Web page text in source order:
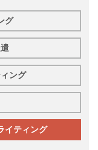
グ
ング
イティング